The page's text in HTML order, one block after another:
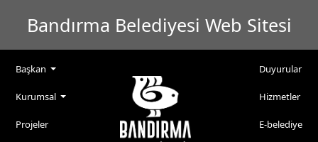
Bandırma Belediyesi Web Sitesi
Başkan
Kurumsal
Projeler
Duyurular
Hizmetler
E-belediye